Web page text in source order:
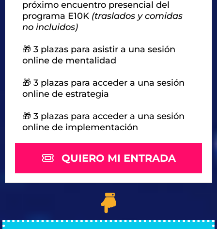
próximo encuentro presencial del
programa E10K (traslados y comidas
no incluidos)
🎁 3 plazas para asistir a una sesión
online de mentalidad
🎁 3 plazas para acceder a una sesión
online de estrategia
🎁 3 plazas para acceder a una sesión
online de implementación
QUIERO MI ENTRADA